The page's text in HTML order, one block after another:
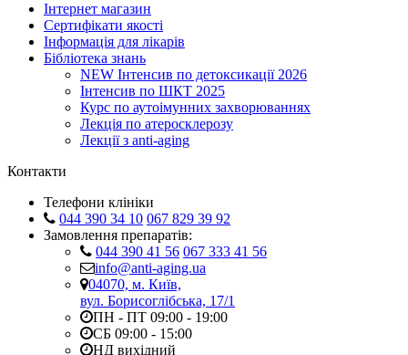
Інтернет магазин
Сертифікати якості
Інформація для лікарів
Бібліотека знань
NEW Інтенсив по детоксикації 2026
Інтенсив по ШКТ 2025
Курс по аутоімунних захворюваннях
Лекція по атеросклерозу
Лекції з anti-aging
Контакти
Телефони клініки
044 390 34 10 067 829 39 92
Замовлення препаратів:
044 390 41 56 067 333 41 56
info@anti-aging.ua
04070, м. Київ,
вул. Борисоглібська, 17/1
ПН - ПТ 09:00 - 19:00
СБ 09:00 - 15:00
НД вихідний